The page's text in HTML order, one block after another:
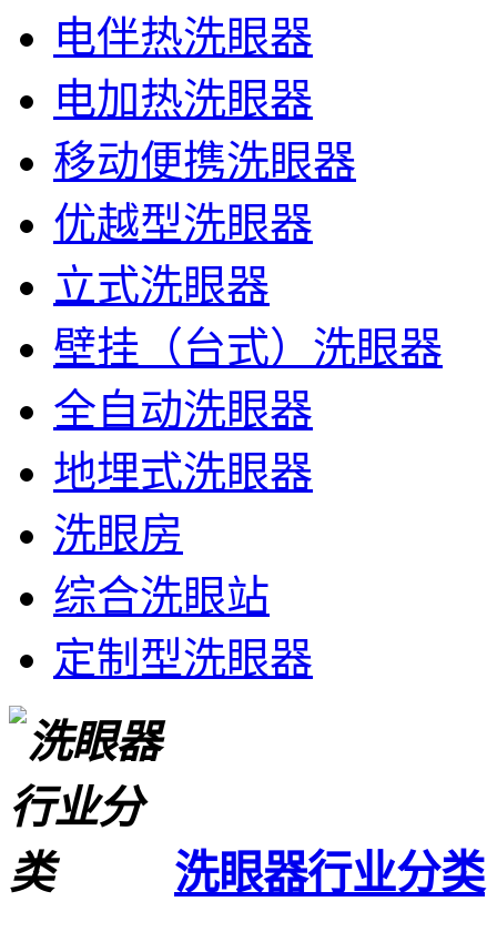
电伴热洗眼器
电加热洗眼器
移动便携洗眼器
优越型洗眼器
立式洗眼器
壁挂（台式）洗眼器
全自动洗眼器
地埋式洗眼器
洗眼房
综合洗眼站
定制型洗眼器
洗眼器行业分类